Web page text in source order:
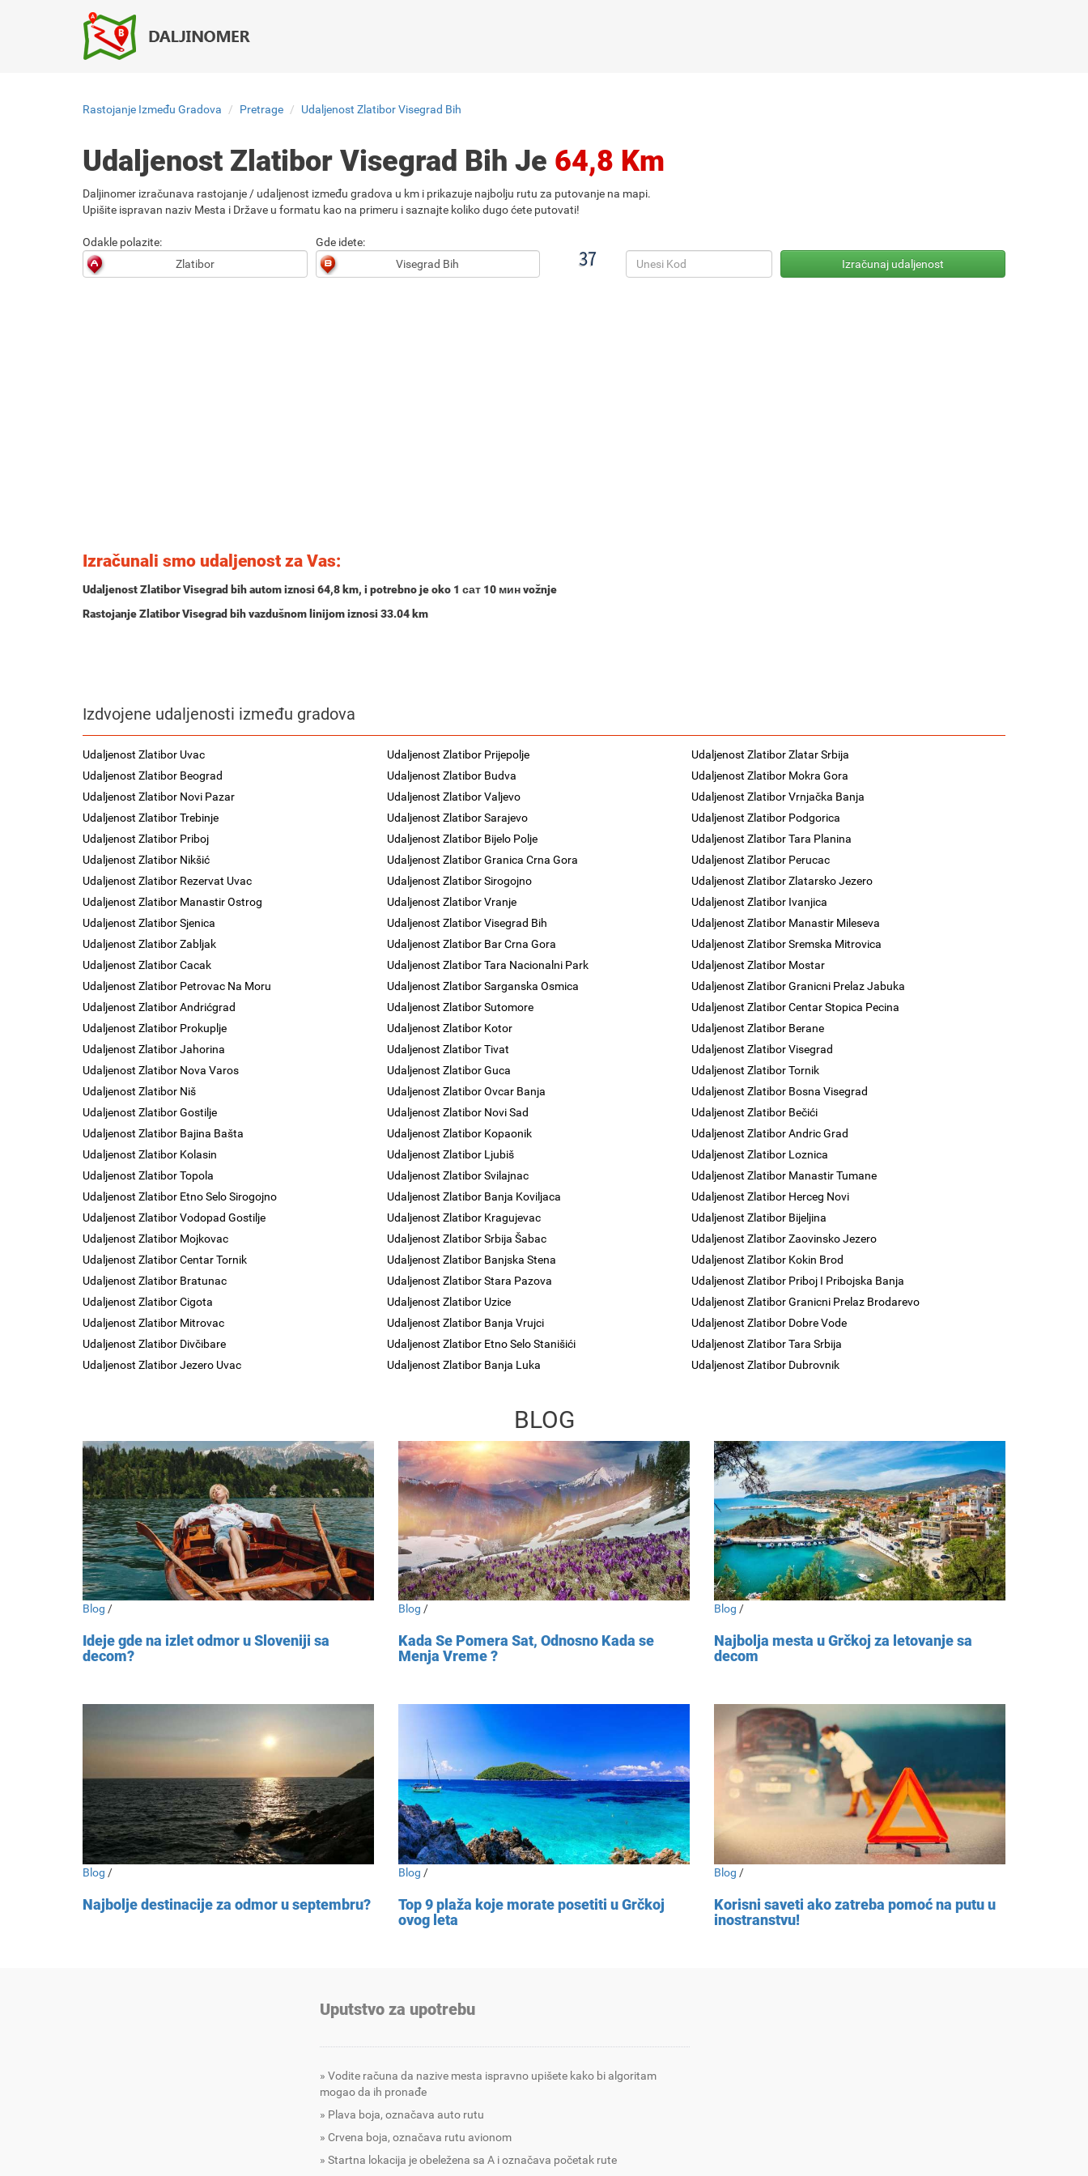
Rastojanje Između Gradova Pretrage Udaljenost Zlatibor Visegrad Bih
Udaljenost Zlatibor Visegrad Bih Je 64,8 Km
Daljinomer izračunava rastojanje / udaljenost između gradova u km i prikazuje najbolju rutu za putovanje na mapi.
Upišite ispravan naziv Mesta i Države u formatu kao na primeru i saznajte koliko dugo ćete putovati!
Odakle polazite: Gde idete:
Izračunali smo udaljenost za Vas:
Udaljenost Zlatibor Visegrad bih autom iznosi 64,8 km, i potrebno je oko 1 сат 10 минvožnje
Rastojanje Zlatibor Visegrad bih vazdušnom linijom iznosi 33.04 km
Izdvojene udaljenosti između gradova
Udaljenost Zlatibor Uvac Udaljenost Zlatibor Prijepolje
Udaljenost Zlatibor Zlatar Srbija
Udaljenost Zlatibor Beograd
Udaljenost Zlatibor Budva
Udaljenost Zlatibor Mokra Gora
Udaljenost Zlatibor Novi Pazar
Udaljenost Zlatibor Valjevo
Udaljenost Zlatibor Vrnjačka Banja
Udaljenost Zlatibor Trebinje
Udaljenost Zlatibor Sarajevo
Udaljenost Zlatibor Podgorica
Udaljenost Zlatibor Priboj
Udaljenost Zlatibor Bijelo Polje
Udaljenost Zlatibor Tara Planina
Udaljenost Zlatibor Nikšić
Udaljenost Zlatibor Granica Crna Gora
Udaljenost Zlatibor Perucac
Udaljenost Zlatibor Rezervat Uvac
Udaljenost Zlatibor Sirogojno
Udaljenost Zlatibor Zlatarsko Jezero
Udaljenost Zlatibor Manastir Ostrog
Udaljenost Zlatibor Vranje
Udaljenost Zlatibor Ivanjica
Udaljenost Zlatibor Sjenica
Udaljenost Zlatibor Visegrad Bih
Udaljenost Zlatibor Manastir Mileseva
Udaljenost Zlatibor Zabljak
Udaljenost Zlatibor Bar Crna Gora
Udaljenost Zlatibor Sremska Mitrovica
Udaljenost Zlatibor Cacak
Udaljenost Zlatibor Tara Nacionalni Park
Udaljenost Zlatibor Mostar
Udaljenost Zlatibor Petrovac Na Moru
Udaljenost Zlatibor Sarganska Osmica
Udaljenost Zlatibor Granicni Prelaz Jabuka
Udaljenost Zlatibor Andrićgrad
Udaljenost Zlatibor Sutomore
Udaljenost Zlatibor Centar Stopica Pecina
Udaljenost Zlatibor Prokuplje
Udaljenost Zlatibor Kotor
Udaljenost Zlatibor Berane
Udaljenost Zlatibor Jahorina
Udaljenost Zlatibor Tivat
Udaljenost Zlatibor Visegrad
Udaljenost Zlatibor Nova Varos
Udaljenost Zlatibor Guca
Udaljenost Zlatibor Tornik
Udaljenost Zlatibor Niš
Udaljenost Zlatibor Ovcar Banja
Udaljenost Zlatibor Bosna Visegrad
Udaljenost Zlatibor Gostilje
Udaljenost Zlatibor Novi Sad
Udaljenost Zlatibor Bečići
Udaljenost Zlatibor Bajina Bašta
Udaljenost Zlatibor Kopaonik
Udaljenost Zlatibor Andric Grad
Udaljenost Zlatibor Kolasin
Udaljenost Zlatibor Ljubiš
Udaljenost Zlatibor Loznica
Udaljenost Zlatibor Topola
Udaljenost Zlatibor Svilajnac
Udaljenost Zlatibor Manastir Tumane
Udaljenost Zlatibor Etno Selo Sirogojno
Udaljenost Zlatibor Banja Koviljaca
Udaljenost Zlatibor Herceg Novi
Udaljenost Zlatibor Vodopad Gostilje
Udaljenost Zlatibor Kragujevac
Udaljenost Zlatibor Bijeljina
Udaljenost Zlatibor Mojkovac
Udaljenost Zlatibor Srbija Šabac
Udaljenost Zlatibor Zaovinsko Jezero
Udaljenost Zlatibor Centar Tornik
Udaljenost Zlatibor Banjska Stena
Udaljenost Zlatibor Kokin Brod
Udaljenost Zlatibor Bratunac
Udaljenost Zlatibor Stara Pazova
Udaljenost Zlatibor Priboj I Pribojska Banja
Udaljenost Zlatibor Cigota
Udaljenost Zlatibor Uzice
Udaljenost Zlatibor Granicni Prelaz Brodarevo
Udaljenost Zlatibor Mitrovac
Udaljenost Zlatibor Banja Vrujci
Udaljenost Zlatibor Dobre Vode
Udaljenost Zlatibor Divčibare
Udaljenost Zlatibor Etno Selo Stanišići
Udaljenost Zlatibor Tara Srbija
Udaljenost Zlatibor Jezero Uvac
Udaljenost Zlatibor Banja Luka Udaljenost Zlatibor Dubrovnik
BLOG
Blog /
Ideje gde na izlet odmor u Sloveniji sa
decom?
Blog /
Kada Se Pomera Sat, Odnosno Kada se
Menja Vreme ?
Blog /
Najbolja mesta u Grčkoj za letovanje sa
decom
Blog /
Najbolje destinacije za odmor u septembru?
Blog /
Top 9 plaža koje morate posetiti u Grčkoj
ovog leta
Blog /
Korisni saveti ako zatreba pomoć na putu u
inostranstvu!
Uputstvo za upotrebu
Vodite računa da nazive mesta ispravno upišete kako bi algoritam
mogao da ih pronađe
Plava boja, označava auto rutu
Crvena boja, označava rutu avionom
Startna lokacija je obeležena sa A i označava početak rute